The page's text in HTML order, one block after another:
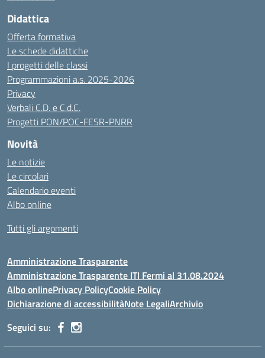
Didattica
Offerta formativa
Le schede didattiche
I progetti delle classi
Programmazioni a.s. 2025-2026
Privacy
Verbali C.D. e C.d.C.
Progetti PON/POC-FESR-PNRR
Novità
Le notizie
Le circolari
Calendario eventi
Albo online
Tutti gli argomenti
Amministrazione Trasparente
Amministrazione Trasparente ITI Fermi al 31.08.2024
Albo onlinePrivacy PolicyCookie Policy
Dichiarazione di accessibilitàNote LegaliArchivio
Seguici su: